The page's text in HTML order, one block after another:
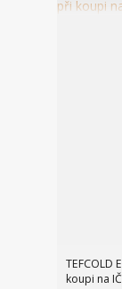
TEFCOLD
koupi na